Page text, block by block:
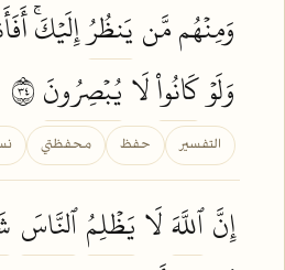
وَمِنۡهُم مَّن يَنظُرُإِلَيۡكَۚ
وَلَوۡكَانُواْلَا يُبۡصِرُونَ
التفسير حفظ محفظتي
إِنَّٱللَّهَلَا يَظۡلِمُٱلنَّاسَ